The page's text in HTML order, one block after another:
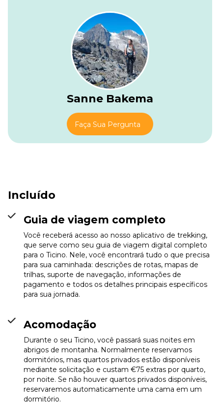
rochosas. Marmotas podem assobiar das encostas, e há
muito espaço para parar, lanchar e absorver tudo isso.
À medida que o vale se abre, você desce em direção à
Capanna Campo Tencia. É a mistura perfeita de aventura e
conforto, com um refúgio de montanha no final que
parece ter sido feito só para você.
Capanna Campo
Tencia
Sanne Bakema
Faça Sua Pergunta
Incluído
Guia de viagem completo
Você receberá acesso ao nosso aplicativo de trekking,
que serve como seu guia de viagem digital completo
para o Ticino. Nele, você encontrará tudo o que precisa
para sua caminhada: descrições de rotas, mapas de
trilhas, suporte de navegação, informações de
pagamento e todos os detalhes principais específicos
para sua jornada.
Acomodação
Durante o seu Ticino, você passará suas noites em
abrigos de montanha. Normalmente reservamos
dormitórios, mas quartos privados estão disponíveis
mediante solicitação e custam €75 extras por quarto,
por noite. Se não houver quartos privados disponíveis,
reservaremos automaticamente uma cama em um
dormitório.